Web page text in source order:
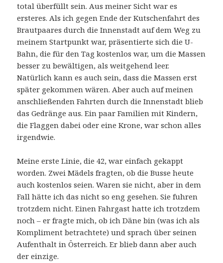
total überfüllt sein. Aus meiner Sicht war es
ersteres. Als ich gegen Ende der Kutschenfahrt des
Brautpaares durch die Innenstadt auf dem Weg zu
meinem Startpunkt war, präsentierte sich die U-
Bahn, die für den Tag kostenlos war, um die Massen
besser zu bewältigen, als weitgehend leer.
Natürlich kann es auch sein, dass die Massen erst
später gekommen wären. Aber auch auf meinen
anschließenden Fahrten durch die Innenstadt blieb
das Gedränge aus. Ein paar Familien mit Kindern,
die Flaggen dabei oder eine Krone, war schon alles
irgendwie.
Meine erste Linie, die 42, war einfach gekappt
worden. Zwei Mädels fragten, ob die Busse heute
auch kostenlos seien. Waren sie nicht, aber in dem
Fall hätte ich das nicht so eng gesehen. Sie fuhren
trotzdem nicht. Einen Fahrgast hatte ich trotzdem
noch – er fragte mich, ob ich Däne bin (was ich als
Kompliment betrachtete) und sprach über seinen
Aufenthalt in Österreich. Er blieb dann aber auch
der einzige.